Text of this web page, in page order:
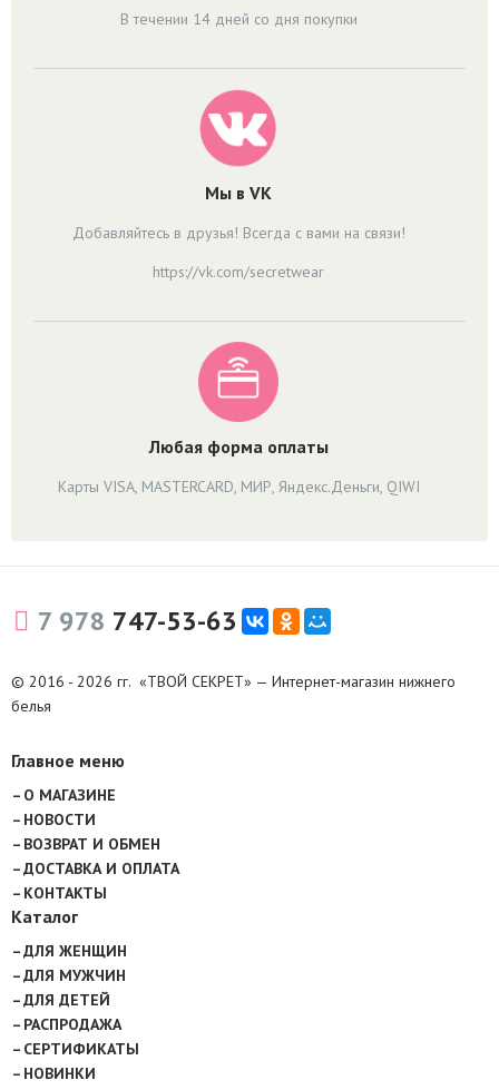
В течении 14 дней со дня покупки
Мы в VK
Добавляйтесь в друзья! Всегда с вами на связи!
https://vk.com/secretwear
Любая форма оплаты
Карты VISA, MASTERCARD, МИР, Яндекс.Деньги, QIWI
7 978 747-53-63
© 2016 - 2026 гг. «ТВОЙ СЕКРЕТ» — Интернет-магазин нижнего
белья
Главное меню
О МАГАЗИНЕ
НОВОСТИ
ВОЗВРАТ И ОБМЕН
ДОСТАВКА И ОПЛАТА
КОНТАКТЫ
Каталог
ДЛЯ ЖЕНЩИН
ДЛЯ МУЖЧИН
ДЛЯ ДЕТЕЙ
РАСПРОДАЖА
СЕРТИФИКАТЫ
НОВИНКИ